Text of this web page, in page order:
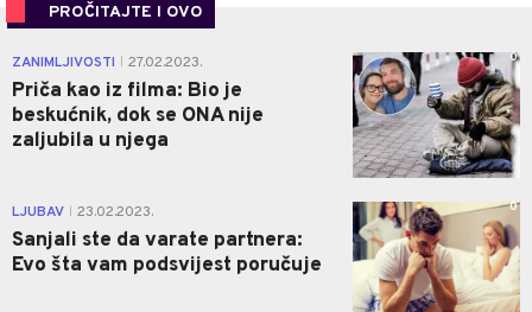
PROČITAJTE I OVO
ZANIMLJIVOSTI 27.02.2023.
Priča kao iz filma: Bio je
beskućnik, dok se ONA nije
zaljubila u njega
0
LJUBAV 23.02.2023.
Sanjali ste da varate partnera:
Evo šta vam podsvijest poručuje
0